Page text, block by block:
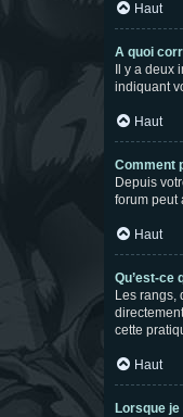
Haut
A quoi
Il y a
indiquant
Haut
Comment
Depuis
forum peut
Haut
Qu’est-ce
Les rangs,
cette
Haut
Lorsque